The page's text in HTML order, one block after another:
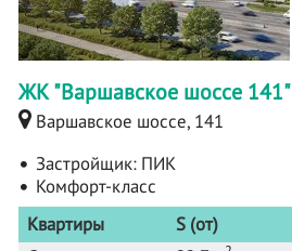
ЖК "Варшавское шоссе 141"
Варшавское шоссе, 141
Застройщик: ПИК
Комфорт-класс
Квартиры
S (от)